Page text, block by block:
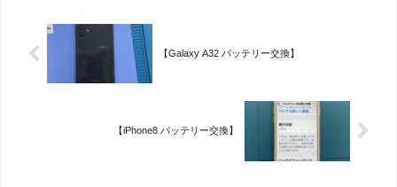
【Galaxy A32 バッテリー交換】
【iPhone8 バッテリー交換】